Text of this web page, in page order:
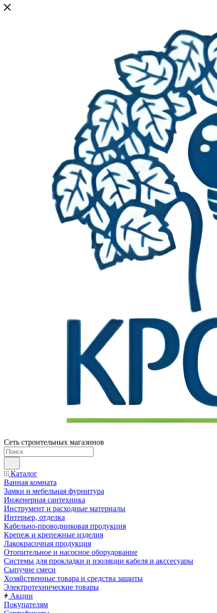
Сеть строительных магазинов
Каталог
Ванная комната
Замки и мебельная фурнитура
Инженерная сантехника
Инструмент и расходные материалы
Интерьер, отделка
Кабельно-проводниковая продукция
Крепеж и крепежные изделия
Лакокрасочная продукция
Отопительное и насосное оборудование
Системы для прокладки и изоляции кабеля и акссесуары
Сыпучие смеси
Хозяйственные товара и средства защиты
Электротехнические товары
Акции
Покупателям